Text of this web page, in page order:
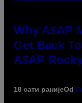
Why A$AP
Get Back
A$AP
18 сати ранијеOd